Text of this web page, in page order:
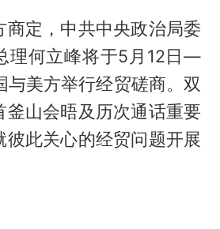
商定，中共中央政治局委
理何立峰将于5月12日—
与美方举行经贸磋商。双
釜山会晤及历次通话重要
彼此关心的经贸问题开展